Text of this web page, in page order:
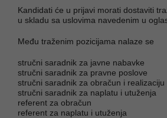
Kandidati će u prijavi morati dostaviti
u skladu sa uslovima navedenim u
Među traženim pozicijama nalaze se
stručni saradnik za javne nabavke
stručni saradnik za pravne poslove
stručni saradnik za obračun i realizaciju
stručni saradnik za naplatu i utuženja
referent za obračun
referent za naplatu i utuženja